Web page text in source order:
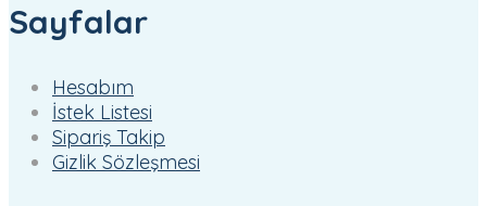
Sayfalar
Hesabım
İstek Listesi
Sipariş Takip
Gizlik Sözleşmesi